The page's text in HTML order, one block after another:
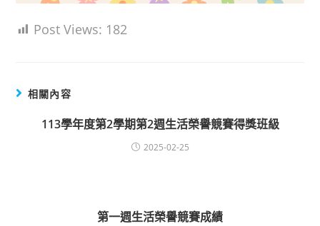
Post Views: 182
相關內容
113學年度第2學期第2週生活榮譽競賽得獎班級
2025-02-25
第一週生活榮譽競賽成績